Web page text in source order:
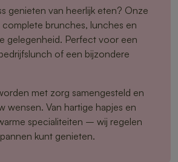
genieten van heerlijk eten? Onze
brunches, lunches en
gelegenheid. Perfect voor een
of een bijzondere
met zorg samengesteld en
wensen. Van hartige hapjes en
specialiteiten – wij regelen
kunt genieten.